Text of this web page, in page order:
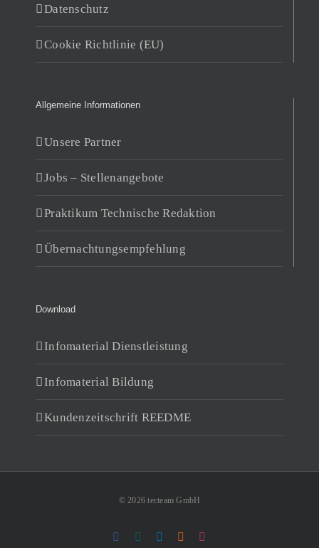
Datenschutz
Cookie Richtlinie (EU)
Allgemeine Informationen
Unsere Partner
Jobs – Stellenangebote
Praktikum Technische Redaktion
Übernachtungsempfehlung
Download
Infomaterial Dienstleistung
Infomaterial Bildung
Kundenzeitschrift REEDME
© 2026 tecteam GmbH
Facebook
Xing LinkedIn
Rss